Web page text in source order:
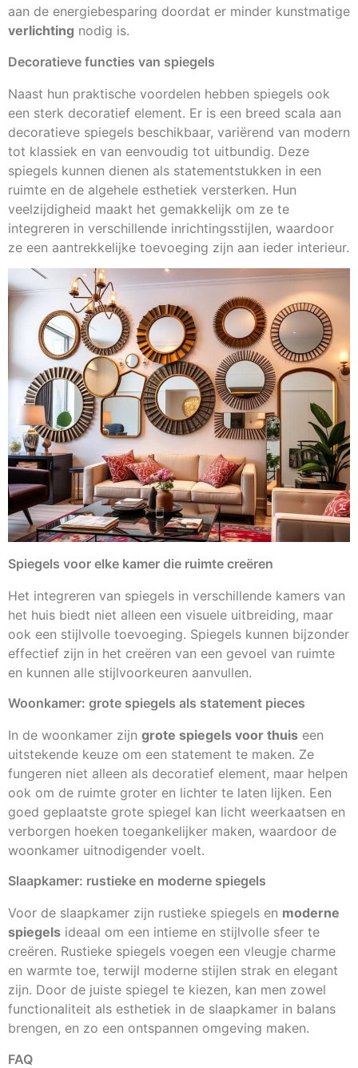
aan de energiebesparing doordat er minder kunstmatige
verlichting nodig is.
Decoratieve functies van spiegels
Naast hun praktische voordelen hebben spiegels ook
een sterk decoratief element. Er is een breed scala aan
decoratieve spiegels beschikbaar, variërend van modern
tot klassiek en van eenvoudig tot uitbundig. Deze
spiegels kunnen dienen als statementstukken in een
ruimte en de algehele esthetiek versterken. Hun
veelzijdigheid maakt het gemakkelijk om ze te
integreren in verschillende inrichtingsstijlen, waardoor
ze een aantrekkelijke toevoeging zijn aan ieder interieur.
Spiegels voor elke kamer die ruimte creëren
Het integreren van spiegels in verschillende kamers van
het huis biedt niet alleen een visuele uitbreiding, maar
ook een stijlvolle toevoeging. Spiegels kunnen bijzonder
effectief zijn in het creëren van een gevoel van ruimte
en kunnen alle stijlvoorkeuren aanvullen.
Woonkamer: grote spiegels als statement pieces
In de woonkamer zijn grote spiegels voor thuis een
uitstekende keuze om een statement te maken. Ze
fungeren niet alleen als decoratief element, maar helpen
ook om de ruimte groter en lichter te laten lijken. Een
goed geplaatste grote spiegel kan licht weerkaatsen en
verborgen hoeken toegankelijker maken, waardoor de
woonkamer uitnodigender voelt.
Slaapkamer: rustieke en moderne spiegels
Voor de slaapkamer zijn rustieke spiegels en moderne
spiegels ideaal om een intieme en stijlvolle sfeer te
creëren. Rustieke spiegels voegen een vleugje charme
en warmte toe, terwijl moderne stijlen strak en elegant
zijn. Door de juiste spiegel te kiezen, kan men zowel
functionaliteit als esthetiek in de slaapkamer in balans
brengen, en zo een ontspannen omgeving maken.
FAQ